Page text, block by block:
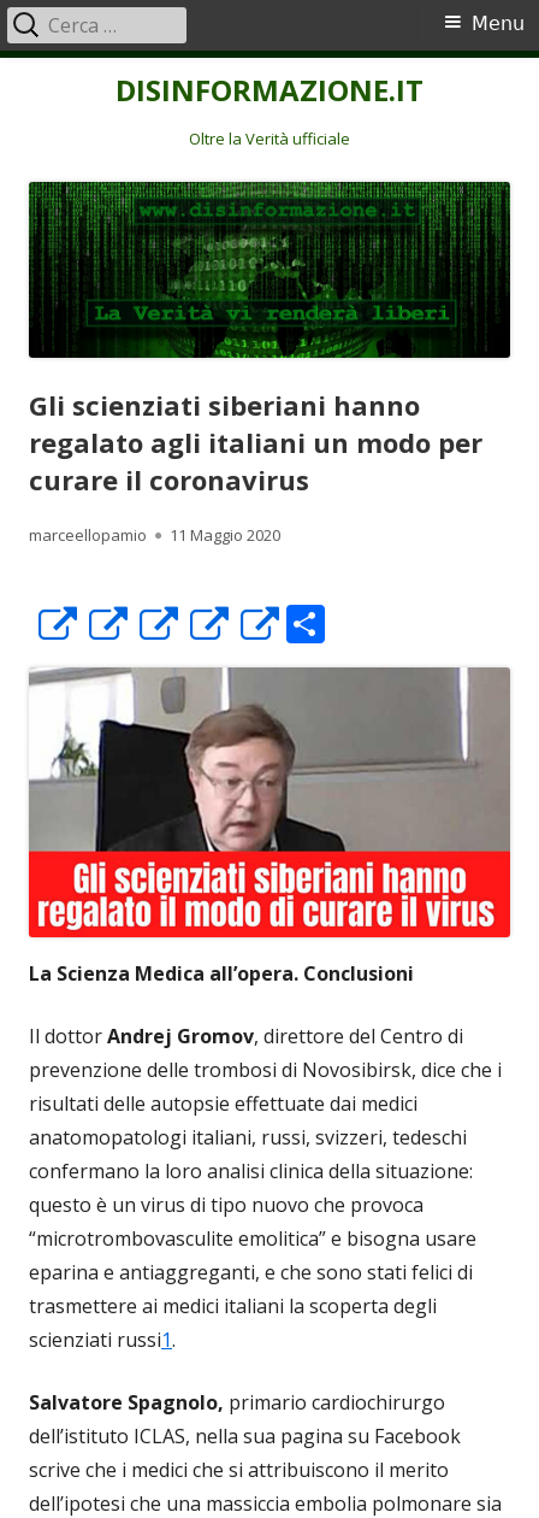
DISINFORMAZIONE.IT
Oltre la Verità ufficiale
Menu
principale
Menu
Ricerca
per:
Gli scienziati siberiani hanno
regalato agli italiani un modo per
curare il coronavirus
Autore
marceellopamio Pubblicato
11 Maggio 2020
Apre
in
una
nuova
finestra
Apre
in
una
nuova
finestra
Apre
in
una
nuova
finestra
Apre
in
una
nuova
finestra
Apre
in
nuova
finestra
o
vi
di
La Scienza Medica all’opera. Conclusioni
Il dottorAndrej Gromov, direttore del Centro di
prevenzione delle trombosi di Novosibirsk, dice che i
risultati delle autopsie effettuate dai medici
anatomopatologi italiani, russi, svizzeri, tedeschi
confermano la loro analisi clinica della situazione:
questo è un virus di tipo nuovo che provoca
“microtrombovasculite emolitica” e bisogna usare
eparina e antiaggreganti, e che sono stati felici di
trasmettere ai medici italiani la scoperta degli
scienziati russi1.
Salvatore Spagnolo, primario cardiochirurgo
dell’istituto ICLAS, nella sua pagina su Facebook
scrive che i medici che si attribuiscono il merito
dell’ipotesi che una massiccia embolia polmonare sia